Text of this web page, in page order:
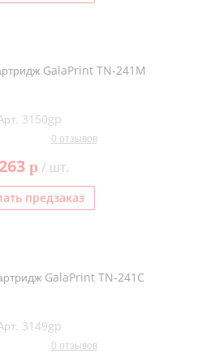
GalaPrint TN-241M
3150gp
0 отзывов
p/ шт.
предзаказ
GalaPrint TN-241C
3149gp
0 отзывов